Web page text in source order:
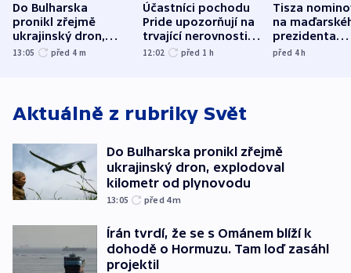
Do Bulharska
pronikl zřejmě
ukrajinský dron,
explodoval kilometr
13:05 před 4 m
Účastníci pochodu
Pride upozorňují na
trvající nerovnosti i
společenskou
12:02 před 1 h
Tisza
na
prezidenta
bývalého
před 4h
Aktuálně z rubriky Svět
Do Bulharska pronikl zřejmě
ukrajinský dron, explodoval
kilometr od plynovodu
13:05 před 4m
Írán tvrdí, že se s Ománem blíží k
dohodě o Hormuzu. Tam loď zasáhl
projektil